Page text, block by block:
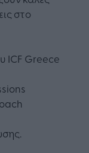
στο
ICF Greece